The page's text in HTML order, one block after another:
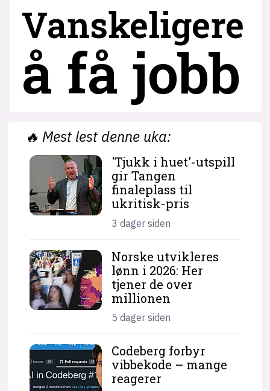
Vanskeligere
å få jobb
🔥 Mest lest denne uka:
'Tjukk i huet'-utspill
gir Tangen
finaleplass til
ukritisk-pris
3 dager siden
Norske utvikleres
lønn i 2026: Her
tjener de over
millionen
5 dager siden
Codeberg forbyr
vibbekode – mange
reagerer